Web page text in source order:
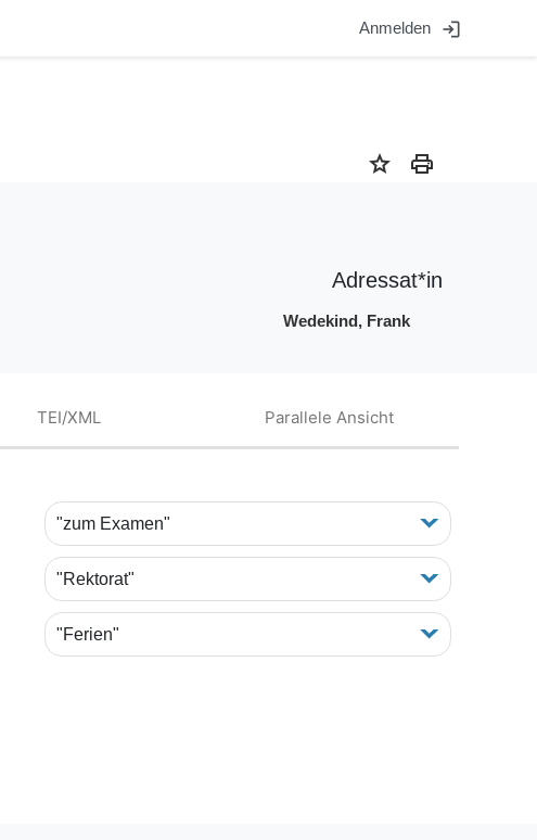
Anmelden login
star print
Adressat*in
Wedekind, Frank
TEI/XML Parallele Ansicht
"zum Examen"
"Rektorat"
"Ferien"